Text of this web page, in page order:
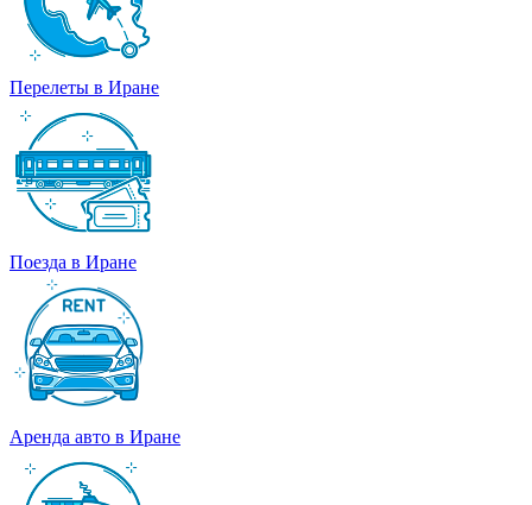
Перелеты в Иране
Поезда в Иране
Аренда авто в Иране